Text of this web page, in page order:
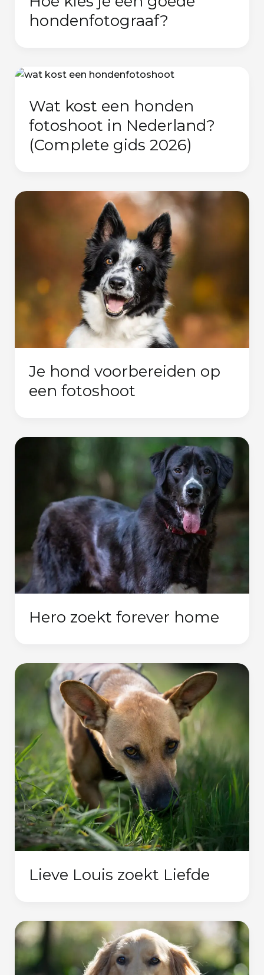
hondenfotograaf?
Wat kost een honden
fotoshoot in Nederland?
(Complete gids 2026)
Je hond voorbereiden op
een fotoshoot
Hero zoekt forever home
Lieve Louis zoekt Liefde